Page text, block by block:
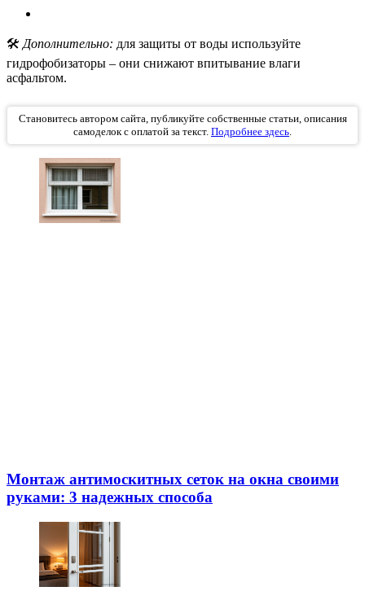
🛠️ Дополнительно: для защиты от воды используйте
гидрофобизаторы – они снижают впитывание влаги
асфальтом.
Становитесь автором сайта, публикуйте собственные статьи, описания
самоделок с оплатой за текст. Подробнее здесь.
Монтаж антимоскитных сеток на окна своими
руками: 3 надежных способа